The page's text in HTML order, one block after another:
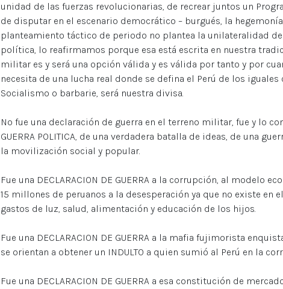
unidad de las fuerzas revolucionarias, de recrear juntos un
de disputar en el escenario democrático – burgués, la
planteamiento táctico de periodo no plantea la unilateralidad
política, lo reafirmamos porque esa está escrita en nuestra
militar es y será una opción válida y es válida por tanto y por
necesita de una lucha real donde se defina el Perú de los
Socialismo o barbarie, será nuestra divisa.
No fue una declaración de guerra en el terreno militar, fue y lo
GUERRA POLITICA, de una verdadera batalla de ideas, de una
la movilización social y popular.
Fue una DECLARACION DE GUERRA a la corrupción, al modelo
15 millones de peruanos a la desesperación ya que no existe en
gastos de luz, salud, alimentación y educación de los hijos.
Fue una DECLARACION DE GUERRA a la mafia fujimorista
se orientan a obtener un INDULTO a quien sumió al Perú en la
Fue una DECLARACION DE GUERRA a esa constitución de